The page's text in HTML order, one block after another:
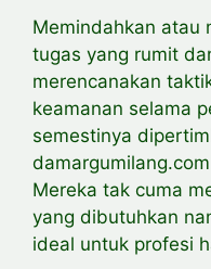
Memindahkan atau
tugas yang rumit
merencanakan
keamanan selama
semestinya
Mereka tak cuma
yang dibutuhkan
ideal untuk profesi